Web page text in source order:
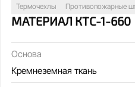
Термочехлы Противопожарные
МАТЕРИАЛ КТС-1-660
Основа
Кремнеземная ткань